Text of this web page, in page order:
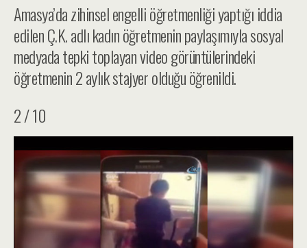
Amasya’da zihinsel engelli öğretmenliği yaptığı iddia
edilen Ç.K. adlı kadın öğretmenin paylaşımıyla sosyal
medyada tepki toplayan video görüntülerindeki
öğretmenin 2 aylık stajyer olduğu öğrenildi.
2 / 10